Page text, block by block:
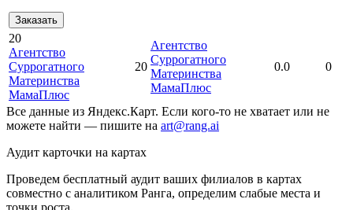
Заказать
20
Агентство
Суррогатного
Материнства
МамаПлюс
20
Агентство
Суррогатного
Материнства
МамаПлюс
0.0 0
Все данные из Яндекс.Карт. Если кого-то не хватает или не
можете найти — пишите на art@rang.ai
Аудит карточки на картах
Проведем бесплатный аудит ваших филиалов в картах
совместно с аналитиком Ранга, определим слабые места и